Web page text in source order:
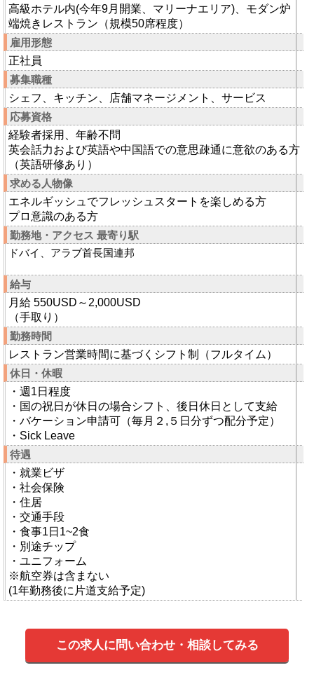
高級ホテル内(今年9月開業、マリーナエリア)、モダン炉
端焼きレストラン（規模50席程度）
雇用形態
正社員
募集職種
シェフ、キッチン、店舗マネージメント、サービス
応募資格
経験者採用、年齢不問
英会話力および英語や中国語での意思疎通に意欲のある方
（英語研修あり）
求める人物像
エネルギッシュでフレッシュスタートを楽しめる方
プロ意識のある方
勤務地・アクセス 最寄り駅
ドバイ、アラブ首長国連邦
給与
月給 550USD～2,000USD
（手取り）
勤務時間
レストラン営業時間に基づくシフト制（フルタイム）
休日・休暇
・週1日程度
・国の祝日が休日の場合シフト、後日休日として支給
・バケーション申請可（毎月２,５日分ずつ配分予定）
・Sick Leave
待遇
・就業ビザ
・社会保険
・住居
・交通手段
・食事1日1~2食
・別途チップ
・ユニフォーム
※航空券は含まない
(1年勤務後に片道支給予定)
この求人に問い合わせ・相談してみる